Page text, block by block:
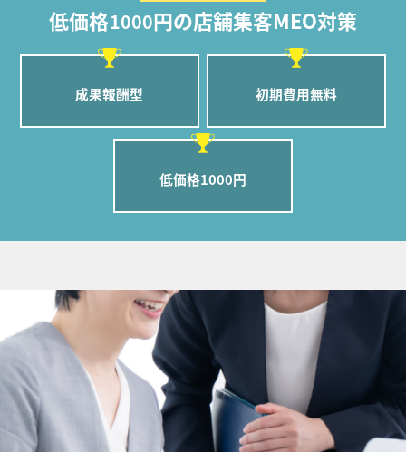
低価格1000円の店舗集客MEO対策
成果報酬型 初期費用無料
低価格1000円